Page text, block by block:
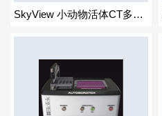
SkyView 小动物活体CT多模态融合成像系统